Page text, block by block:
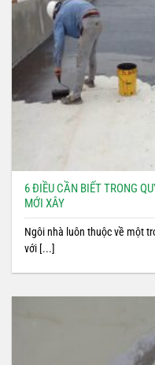
6 ĐIỀU CẦN BIẾT TRONG
MỚI XÂY
Ngôi nhà luôn thuộc về một
với [...]